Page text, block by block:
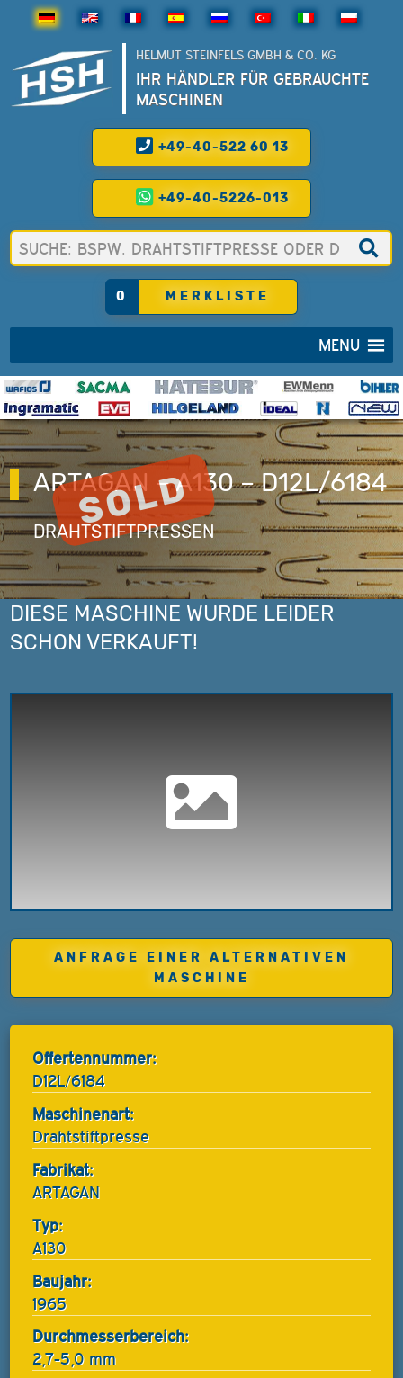
HELMUT STEINFELS GMBH & CO. KG
IHR HÄNDLER FÜR GEBRAUCHTE
MASCHINEN
+49-40-522 60 13
+49-40-5226-013
0 MERKLISTE
MENU
ARTAGAN – A130 – D12L/6184
DRAHTSTIFTPRESSEN
DIESE MASCHINE WURDE LEIDER
SCHON VERKAUFT!
ANFRAGE EINER ALTERNATIVEN
MASCHINE
Offertennummer:
D12L/6184
Maschinenart:
Drahtstiftpresse
Fabrikat:
ARTAGAN
Typ:
A130
Baujahr:
1965
Durchmesserbereich:
2,7-5,0 mm